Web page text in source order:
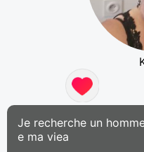
Je recherche un
e ma viea